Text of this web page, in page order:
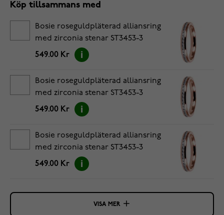
Köp tillsammans med
Bosie roseguldpläterad alliansring
med zirconia stenar ST3453-3
PVD-ROSE 48
549.00 Kr
Bosie roseguldpläterad alliansring
med zirconia stenar ST3453-3
PVD-ROSE 49
549.00 Kr
Bosie roseguldpläterad alliansring
med zirconia stenar ST3453-3
PVD-ROSE 50
549.00 Kr
VISA MER